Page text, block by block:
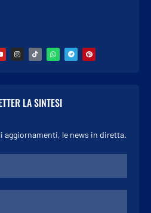
LA SINTESI
aggiornamenti, le news in diretta.